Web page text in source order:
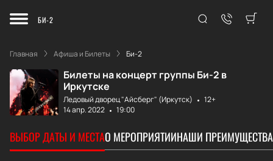
БИ-2
Главная Афиша и Билеты Би-2
Билеты на концерт группы Би-2 в
Иркутске
Ледовый дворец "Айсберг" (Иркутск)
12+
14 апр. 2022
19:00
ВЫБОР ДАТЫ И МЕСТАО МЕРОПРИЯТИИНАШИ ПРЕИМУЩЕСТВА